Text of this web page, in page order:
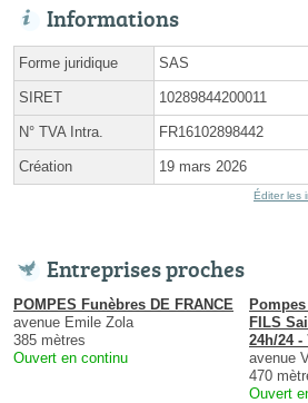
Informations
Forme juridique SAS
SIRET 10289844200011
N° TVA Intra. FR16102898442
Création 19 mars 2026
Éditer les
Entreprises proches
POMPES Funèbres DE FRANCE
avenue Emile Zola
385 mètres
Ouvert en continu
FILS
24h/24
avenue
470
Ouvert